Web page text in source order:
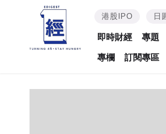
港股IPO 日
即時財經 專題
專欄 訂閱專區